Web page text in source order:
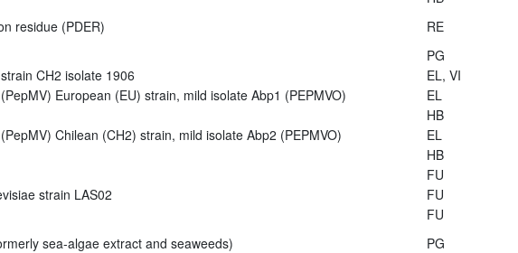
residue (PDER)
RE
PG
CH2 isolate 1906
EL, VI
European (EU) strain, mild isolate Abp1 (PEPMVO)
EL
HB
Chilean (CH2) strain, mild isolate Abp2 (PEPMVO)
EL
HB
FU
strain LAS02
FU
FU
sea-algae extract and seaweeds)
PG